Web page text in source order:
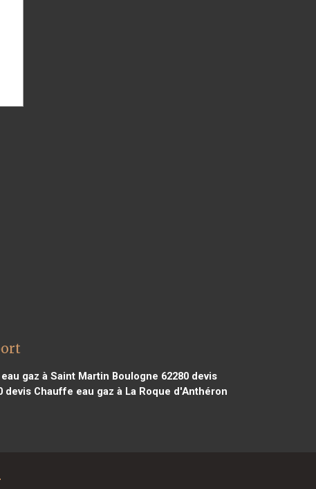
gaz à Saint Martin Boulogne 62280 devis
devis Chauffe eau gaz à La Roque d'Anthéron